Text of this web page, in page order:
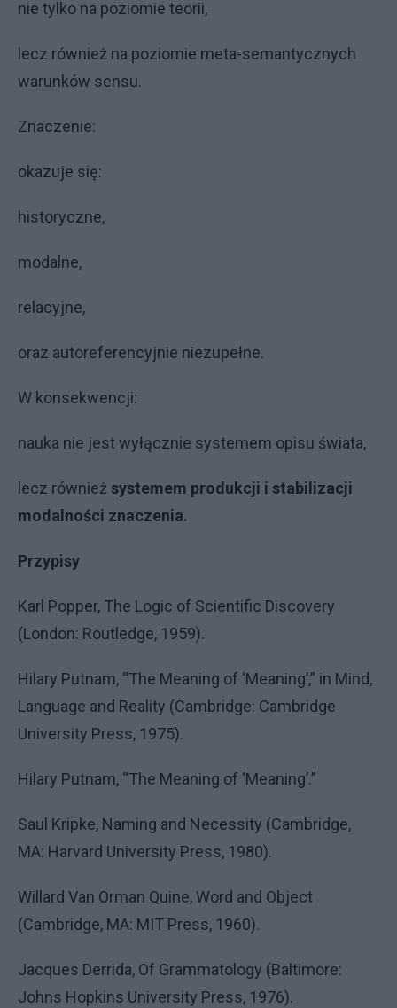
nie tylko na poziomie teorii,
lecz również na poziomie meta-semantycznych
warunków sensu.
Znaczenie:
okazuje się:
historyczne,
modalne,
relacyjne,
oraz autoreferencyjnie niezupełne.
W konsekwencji:
nauka nie jest wyłącznie systemem opisu świata,
lecz również systemem produkcji i stabilizacji
modalności znaczenia.
Przypisy
Karl Popper, The Logic of Scientific Discovery
(London: Routledge, 1959).
Hilary Putnam, “The Meaning of ‘Meaning’,” in Mind,
Language and Reality (Cambridge: Cambridge
University Press, 1975).
Hilary Putnam, “The Meaning of ‘Meaning’.”
Saul Kripke, Naming and Necessity (Cambridge,
MA: Harvard University Press, 1980).
Willard Van Orman Quine, Word and Object
(Cambridge, MA: MIT Press, 1960).
Jacques Derrida, Of Grammatology (Baltimore:
Johns Hopkins University Press, 1976).